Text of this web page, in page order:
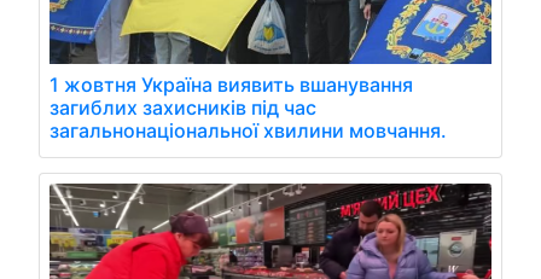
1 жовтня Україна виявить вшанування
загиблих захисників під час
загальнонаціональної хвилини мовчання.